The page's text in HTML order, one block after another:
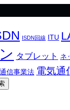
ISDN回線 ITU
タブレット ネ
信事業法 電気通